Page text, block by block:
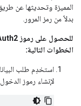
المميزة وتحديثها عن
بدلاً من رمز المرور.
الخطوات التالية:
استخدِم طلب
لإنشاء رموز